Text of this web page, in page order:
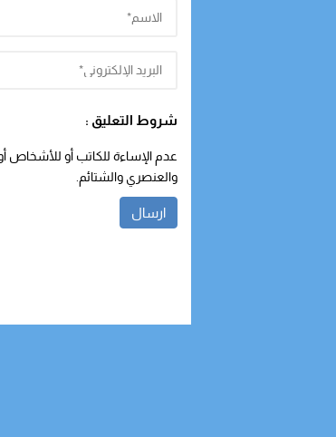
شروط التعليق :
عدم الإساءة للكاتب أو للأشخاص
والعنصري والشتائم.